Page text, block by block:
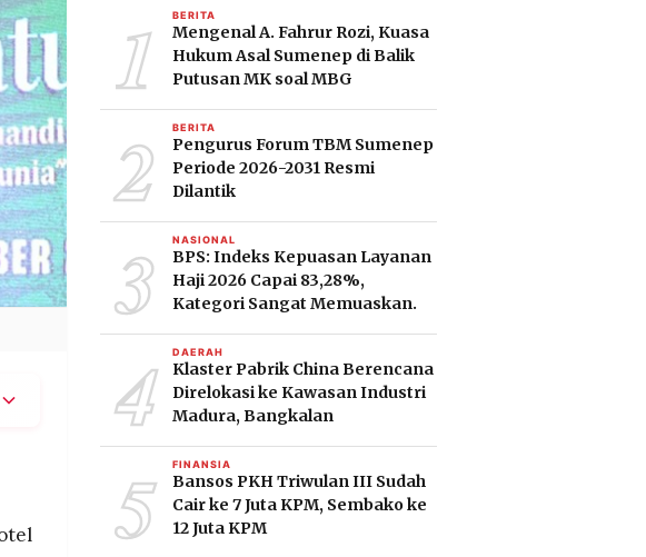
1 BERITA
Mengenal A. Fahrur Rozi, Kuasa
Hukum Asal Sumenep di Balik
Putusan MK soal MBG
2 BERITA
Pengurus Forum TBM Sumenep
Periode 2026-2031 Resmi
Dilantik
3 NASIONAL
BPS: Indeks Kepuasan Layanan
Haji 2026 Capai 83,28%,
Kategori Sangat Memuaskan.
4 DAERAH
Klaster Pabrik China Berencana
Direlokasi ke Kawasan Industri
Madura, Bangkalan
5 FINANSIA
Bansos PKH Triwulan III Sudah
Cair ke 7 Juta KPM, Sembako ke
12 Juta KPM